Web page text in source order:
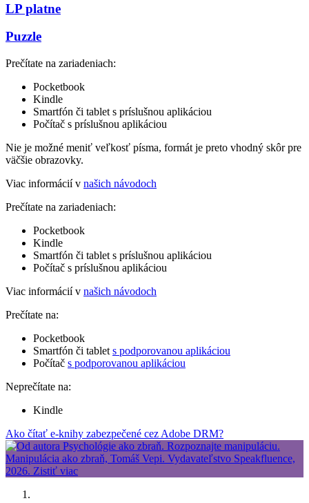
LP platne
Puzzle
Prečítate na zariadeniach:
Pocketbook
Kindle
Smartfón či tablet s príslušnou aplikáciou
Počítač s príslušnou aplikáciou
Nie je možné meniť veľkosť písma, formát je preto vhodný skôr pre
väčšie obrazovky.
Viac informácií v našich návodoch
Prečítate na zariadeniach:
Pocketbook
Kindle
Smartfón či tablet s príslušnou aplikáciou
Počítač s príslušnou aplikáciou
Viac informácií v našich návodoch
Prečítate na:
Pocketbook
Smartfón či tablet s podporovanou aplikáciou
Počítač s podporovanou aplikáciou
Neprečítate na:
Kindle
Ako čítať e-knihy zabezpečené cez Adobe DRM?